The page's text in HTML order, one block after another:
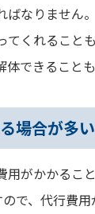
なりません
くれること
できることも
場合が多い
がかかるこ
で、代行費